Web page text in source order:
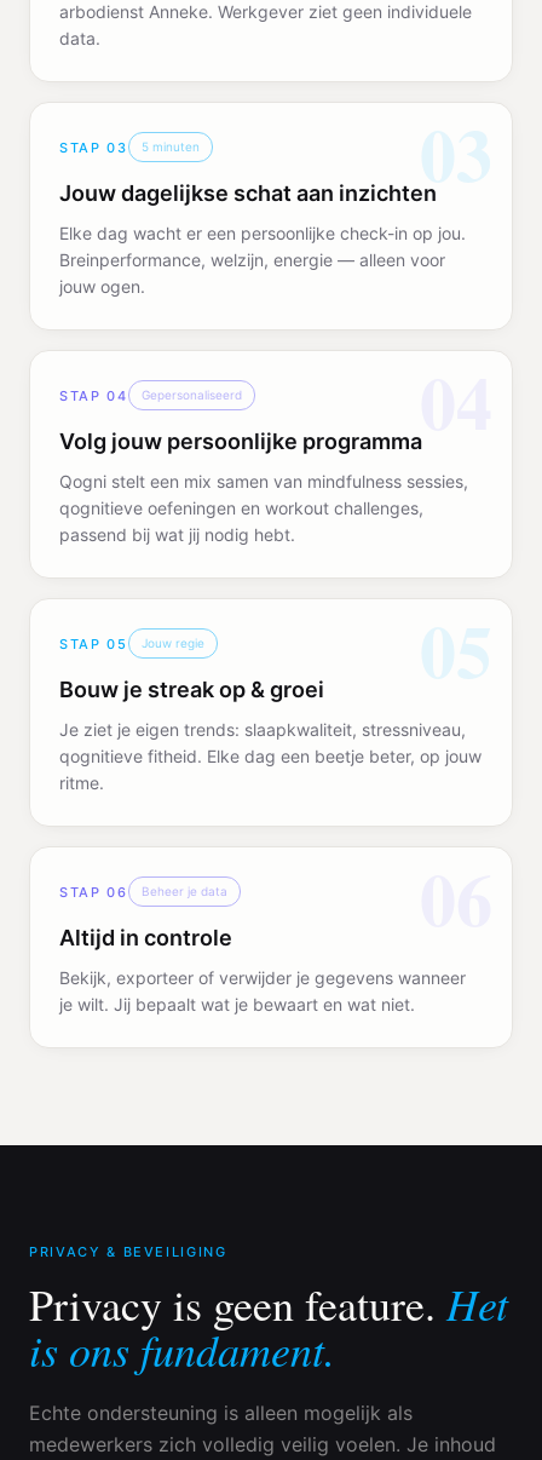
arbodienst Anneke. Werkgever ziet geen individuele
data.
03
STAP03 5 minuten
Jouw dagelijkse schat aan inzichten
Elke dag wacht er een persoonlijke check-in op jou.
Breinperformance, welzijn, energie — alleen voor
jouw ogen.
STAP04 Gepersonaliseerd
Volg jouw persoonlijke programma
Qogni stelt een mix samen van mindfulness sessies,
qognitieve oefeningen en workout challenges,
passend bij wat jij nodig hebt.
05
STAP05 Jouw regie
Bouw je streak op & groei
Je ziet je eigen trends: slaapkwaliteit, stressniveau,
qognitieve fitheid. Elke dag een beetje beter, op jouw
ritme.
STAP06 Beheer je data
Altijd in controle
Bekijk, exporteer of verwijder je gegevens wanneer
je wilt. Jij bepaalt wat je bewaart en wat niet.
PRIVACY & BEVEILIGING
Privacy is geen feature. Het
is ons fundament.
Echte ondersteuning is alleen mogelijk als
medewerkers zich volledig veilig voelen. Je inhoud